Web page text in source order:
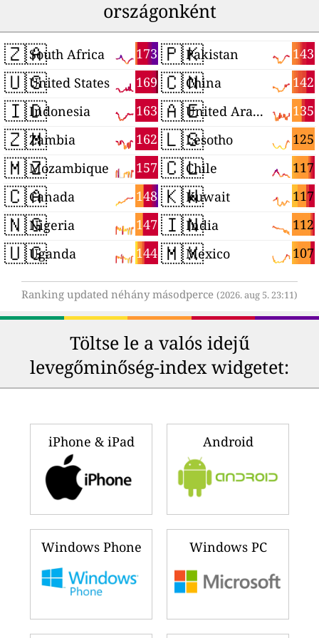
országonként
🇿🇦 173
South Africa
🇺🇸 169
United States
🇮🇩 163
Indonesia
🇿🇲 162
Zambia
🇲🇿 157
Mozambique
🇨🇦 148
Canada
🇳🇬 147
Nigeria
🇺🇬 144
Uganda
🇵🇰 143
Pakistan
🇨🇳 142
China
🇦🇪 135
United Arab Emirates
🇱🇸 125
Lesotho
🇨🇱 117
Chile
🇰🇼 117
Kuwait
🇮🇳 112
India
🇲🇽 107
Mexico
Ranking updated néhány másodperce (2026. aug 5. 23:11)
Töltse le a valós idejű
levegőminőség-index widgetet:
iPhone & iPad Android
Windows Phone Windows PC